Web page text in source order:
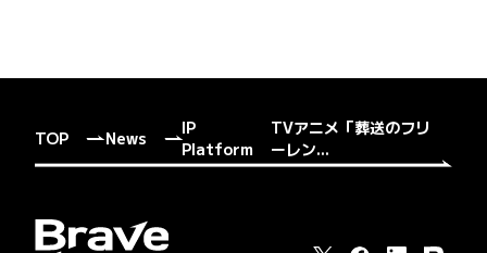
TOP News
IP
Platform
TVアニメ「葬送のフリ
ーレン...